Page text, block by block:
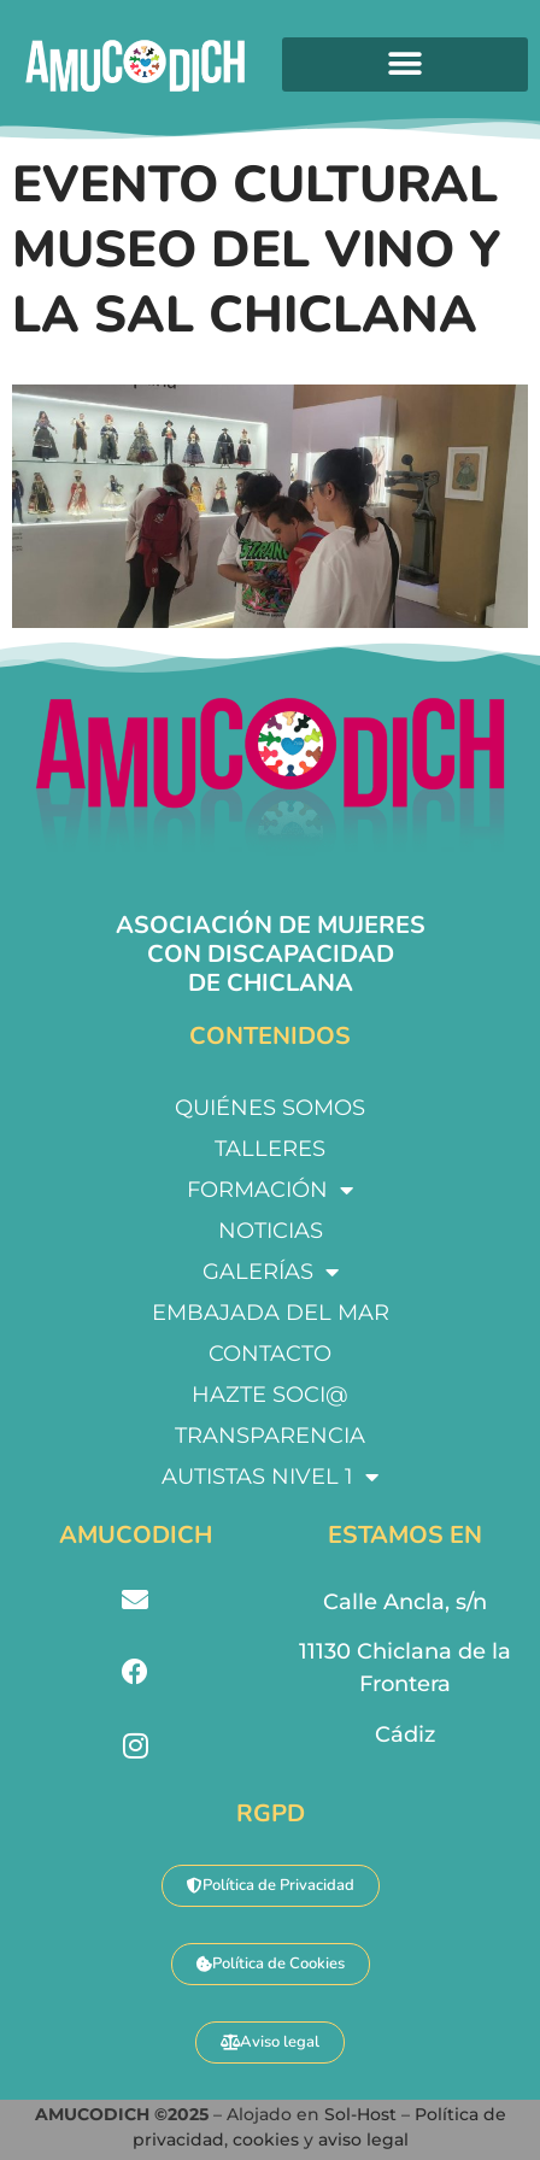
EVENTO CULTURAL
MUSEO DEL VINO Y
LA SAL CHICLANA
ASOCIACIÓN DE MUJERES
CON DISCAPACIDAD
DE CHICLANA
CONTENIDOS
QUIÉNES SOMOS
TALLERES
FORMACIÓN
NOTICIAS
GALERÍAS
EMBAJADA DEL MAR
CONTACTO
HAZTE SOCI@
TRANSPARENCIA
AUTISTAS NIVEL 1
AMUCODICH ESTAMOS EN
Calle Ancla, s/n
11130 Chiclana de la
Frontera
Cádiz
RGPD
Política de Privacidad
Política de Cookies
Aviso legal
AMUCODICH ©2025– Alojado en Sol-Host – Política de
privacidad, cookiesy aviso legal